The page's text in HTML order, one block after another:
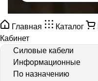
Главная Каталог
Кабинет
Силовые кабели
Информационные
По назначению